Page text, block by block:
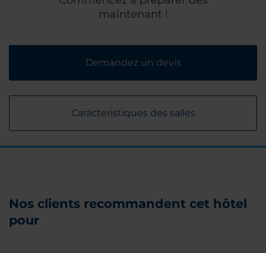
maintenant !
Demandez un devis
Carácteristiques des salles
Nos clients recommandent cet hôtel
pour